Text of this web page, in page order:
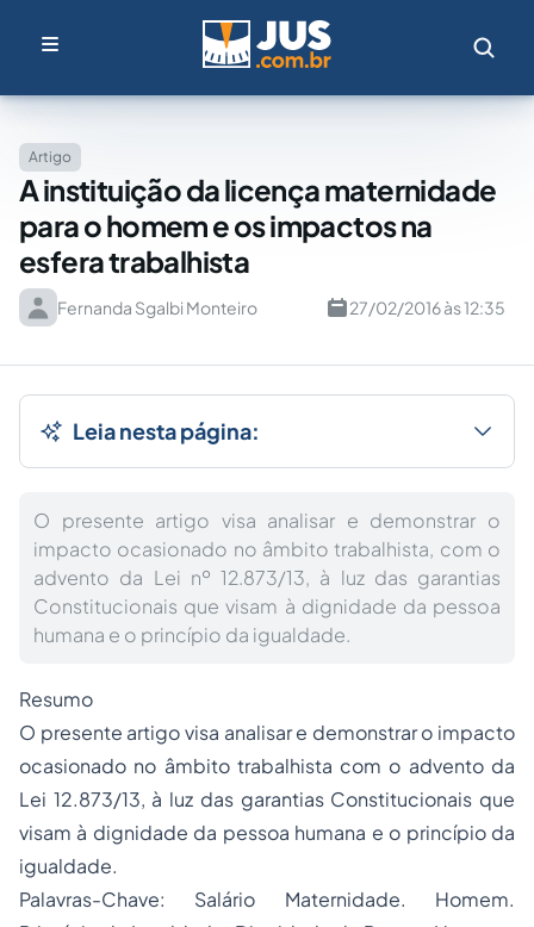
Artigo
A instituição da licença maternidade
para o homem e os impactos na
esfera trabalhista
Fernanda Sgalbi Monteiro 27/02/2016 às 12:35
Leia nesta página:
O presente artigo visa analisar e demonstrar o
impacto ocasionado no âmbito trabalhista, com o
advento da Lei nº 12.873/13, à luz das garantias
Constitucionais que visam à dignidade da pessoa
humana e o princípio da igualdade.
Resumo
O presente artigo visa analisar e demonstrar o impacto
ocasionado no âmbito trabalhista com o advento da
Lei 12.873/13, à luz das garantias Constitucionais que
visam à dignidade da pessoa humana e o princípio da
igualdade.
Palavras-Chave: Salário Maternidade. Homem.